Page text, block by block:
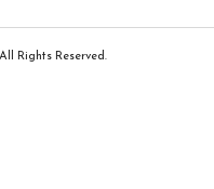
Rights Reserved.